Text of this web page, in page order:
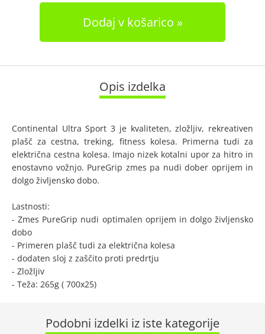
Dodaj v košarico
Opis izdelka
Continental Ultra Sport 3 je kvaliteten, zložljiv, rekreativen
plašč za cestna, treking, fitness kolesa. Primerna tudi za
električna cestna kolesa. Imajo nizek kotalni upor za hitro in
enostavno vožnjo. PureGrip zmes pa nudi dober oprijem in
dolgo življensko dobo.
Lastnosti:
- Zmes PureGrip nudi optimalen oprijem in dolgo življensko
dobo
- Primeren plašč tudi za električna kolesa
- dodaten sloj z zaščito proti predrtju
- Zložljiv
- Teža: 265g ( 700x25)
Podobni izdelki iz iste kategorije